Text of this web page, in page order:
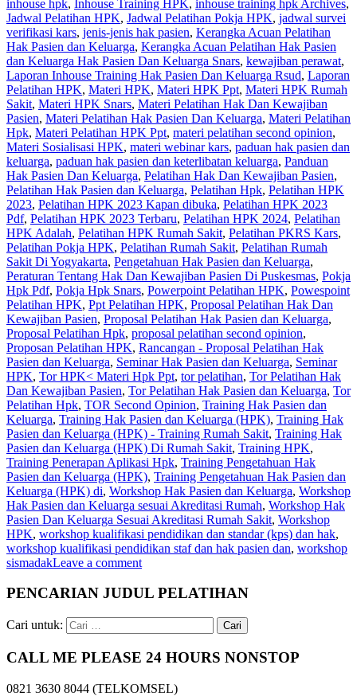
inhouse hpk, Inhouse Training HPK, inhouse training hpk Archives,
Jadwal Pelatihan HPK, Jadwal Pelatihan Pokja HPK, jadwal survei
verifikasi kars, jenis-jenis hak pasien, Kerangka Acuan Pelatihan
Hak Pasien dan Keluarga, Kerangka Acuan Pelatihan Hak Pasien
dan Keluarga Hak Pasien Dan Keluarga Snars, kewajiban perawat,
Laporan Inhouse Training Hak Pasien Dan Keluarga Rsud, Laporan
Pelatihan HPK, Materi HPK, Materi HPK Ppt, Materi HPK Rumah
Sakit, Materi HPK Snars, Materi Pelatihan Hak Dan Kewajiban
Pasien, Materi Pelatihan Hak Pasien Dan Keluarga, Materi Pelatihan
Hpk, Materi Pelatihan HPK Ppt, materi pelatihan second opinion,
Materi Sosialisasi HPK, materi webinar kars, paduan hak pasien dan
keluarga, paduan hak pasien dan keterlibatan keluarga, Panduan
Hak Pasien Dan Keluarga, Pelatihan Hak Dan Kewajiban Pasien,
Pelatihan Hak Pasien dan Keluarga, Pelatihan Hpk, Pelatihan HPK
2023, Pelatihan HPK 2023 Kapan dibuka, Pelatihan HPK 2023
Pdf, Pelatihan HPK 2023 Terbaru, Pelatihan HPK 2024, Pelatihan
HPK Adalah, Pelatihan HPK Rumah Sakit, Pelatihan PKRS Kars,
Pelatihan Pokja HPK, Pelatihan Rumah Sakit‎, Pelatihan Rumah
Sakit Di Yogyakarta, Pengetahuan Hak Pasien dan Keluarga,
Peraturan Tentang Hak Dan Kewajiban Pasien Di Puskesmas, Pokja
Hpk Pdf, Pokja Hpk Snars, Powerpoint Pelatihan HPK, Powespoint
Pelatihan HPK, Ppt Pelatihan HPK, Proposal Pelatihan Hak Dan
Kewajiban Pasien, Proposal Pelatihan Hak Pasien dan Keluarga,
Proposal Pelatihan Hpk, proposal pelatihan second opinion,
Proposan Pelatihan HPK, Rancangan - Proposal Pelatihan Hak
Pasien dan Keluarga, Seminar Hak Pasien dan Keluarga, Seminar
HPK, Tor HPK< Materi Hpk Ppt, tor pelatihan, Tor Pelatihan Hak
Dan Kewajiban Pasien, Tor Pelatihan Hak Pasien dan Keluarga, Tor
Pelatihan Hpk, TOR Second Opinion, Training Hak Pasien dan
Keluarga, Training Hak Pasien dan Keluarga (HPK), Training Hak
Pasien dan Keluarga (HPK) - Training Rumah Sakit, Training Hak
Pasien dan Keluarga (HPK) Di Rumah Sakit, Training HPK,
Training Penerapan Aplikasi Hpk, Training Pengetahuan Hak
Pasien dan Keluarga (HPK), Training Pengetahuan Hak Pasien dan
Keluarga (HPK) di, Workshop Hak Pasien dan Keluarga, Workshop
Hak Pasien dan Keluarga sesuai Akreditasi Rumah, Workshop Hak
Pasien Dan Keluarga Sesuai Akreditasi Rumah Sakit, Workshop
HPK, workshop kualifikasi pendidikan dan standar (kps) dan hak,
workshop kualifikasi pendidikan staf dan hak pasien dan, workshop
sismadakLeave a comment
PENCARIAN JUDUL PELATIHAN
Cari untuk:
CALL ME PLEASE 24 HOURS NONSTOP
0821 3630 8044 (TELKOMSEL)